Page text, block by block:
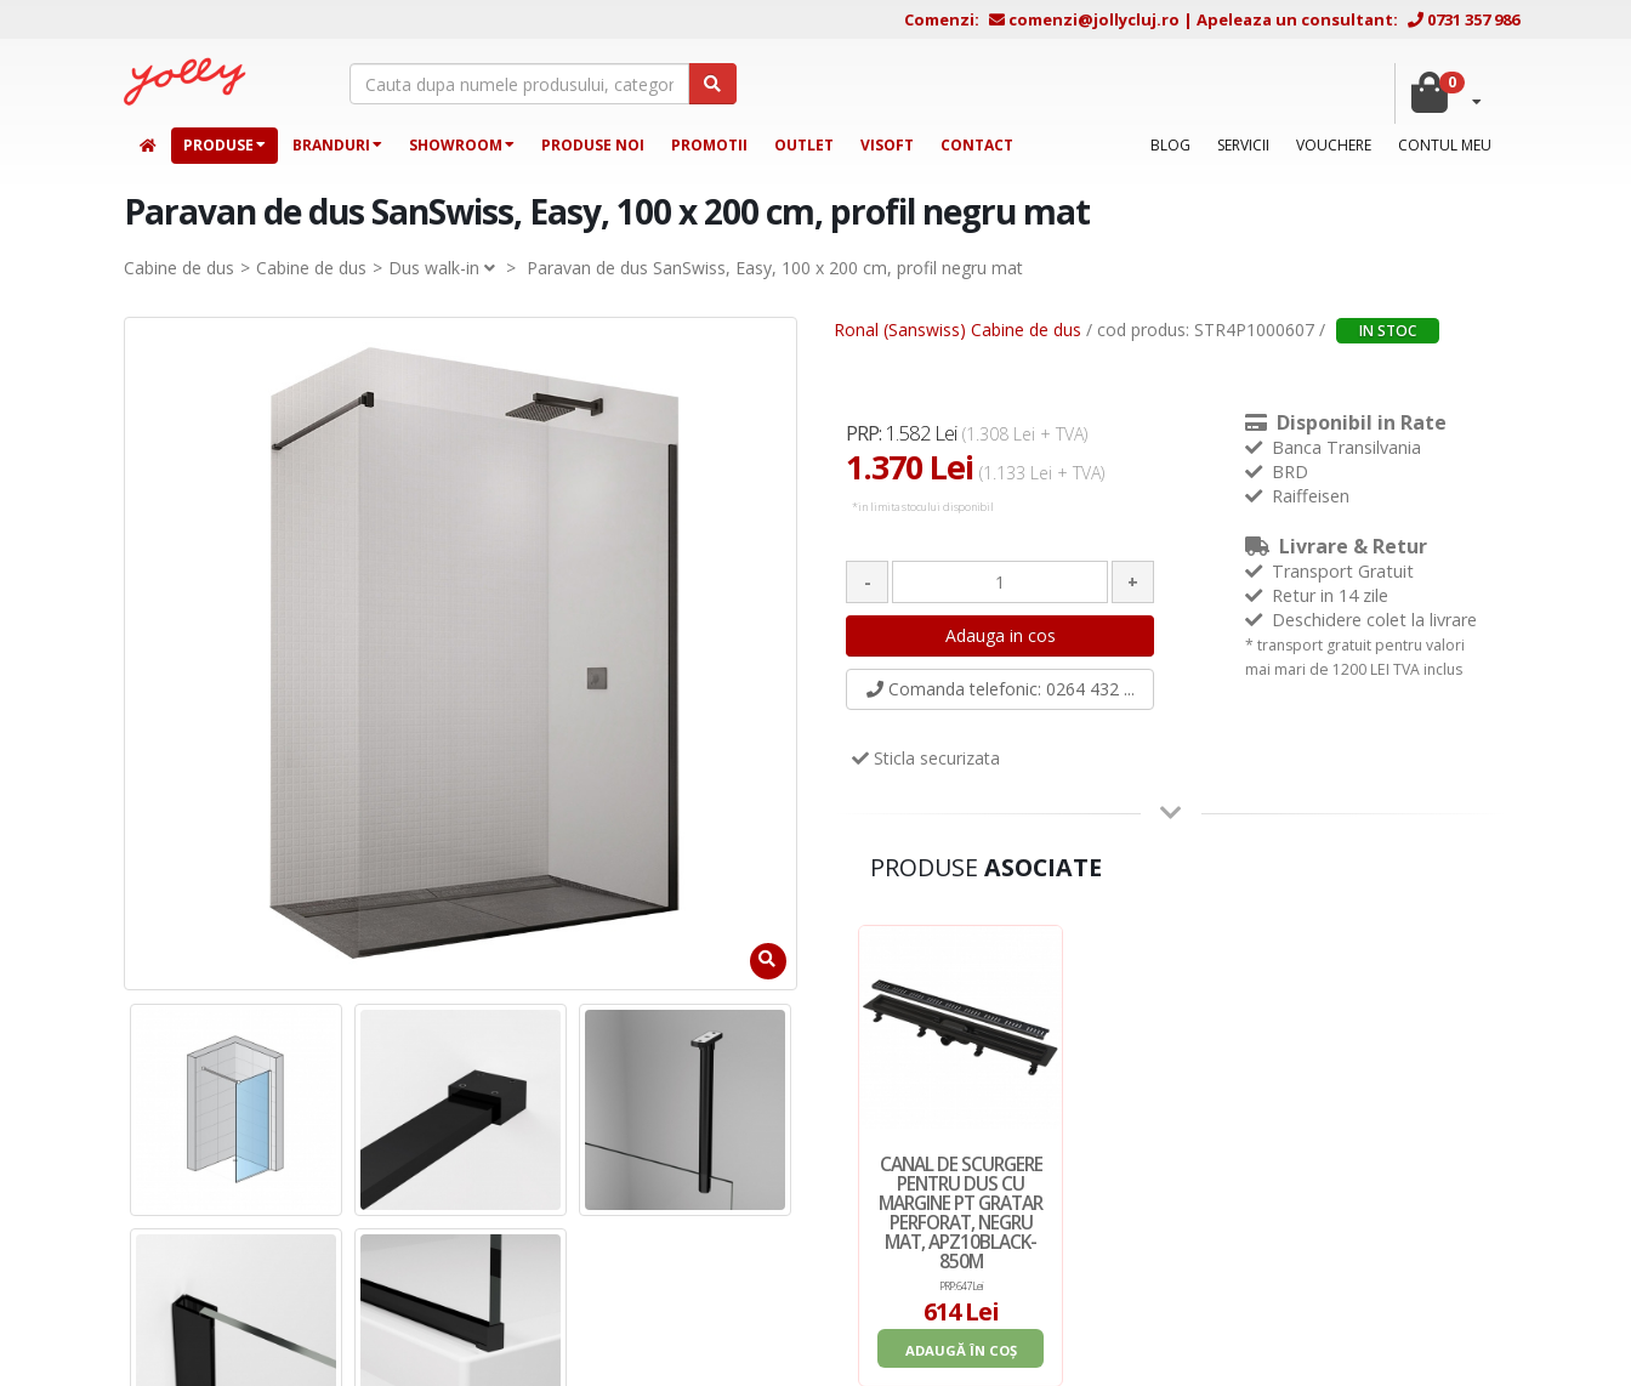
Comenzi: comenzi@jollycluj.ro | Apeleaza un consultant: 0731 357 986
0
PRODUSE BRANDURI SHOWROOM PRODUSE NOI PROMOTII OUTLET VISOFT CONTACT BLOG SERVICII VOUCHERE CONTUL MEU
Paravan de dus SanSwiss, Easy, 100 x 200 cm, profil negru mat
Cabine de dus Cabine de dus Dus walk-in > Paravan de dus SanSwiss, Easy, 100 x 200 cm, profil negru mat
Ronal (Sanswiss) Cabine de dus / cod produs: STR4P1000607 / IN STOC
PRP: 1.582 Lei (1.308 Lei + TVA)
1.370 Lei (1.133 Lei + TVA)
*in limita stocului disponibil
- +
Comanda telefonic: 0264 432 ...
Sticla securizata
Disponibil in Rate
Banca Transilvania
BRD
Raiffeisen
Livrare & Retur
Transport Gratuit
Retur in 14 zile
Deschidere colet la livrare
* transport gratuit pentru valori
mai mari de 1200 LEI TVA inclus
PRODUSE ASOCIATE
CANAL DE SCURGERE
PENTRU DUS CU
MARGINE PT GRATAR
PERFORAT, NEGRU
MAT, APZ10BLACK-
850M
PRP: 647 Lei
614 Lei
ADAUGĂ ÎN COȘ